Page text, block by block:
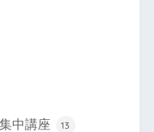
中講座 13